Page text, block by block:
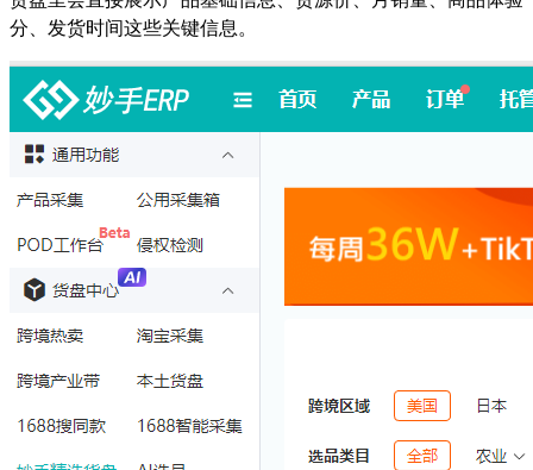
分、发货时间这些关键信息。